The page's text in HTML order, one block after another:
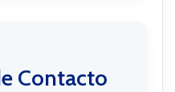
Contacto